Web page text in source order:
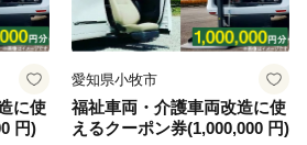
され、本町のブナ林は「北限のブ
遺産に選定されています。
こちら◆
・ワンストップ受付状況について
に使
円)
愛知県小牧市
福祉車両・介護車両改造に使
えるクーポン券(1,000,000 円)